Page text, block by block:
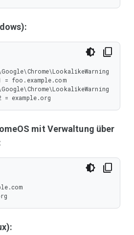
foo.example.com
= example.org
mit Verwaltung über